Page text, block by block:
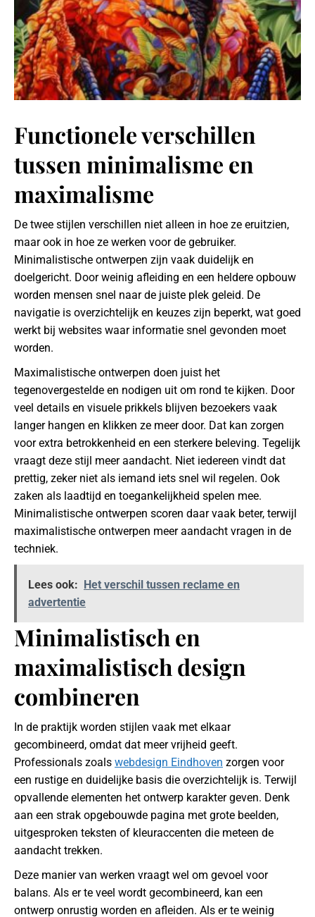
Functionele verschillen
tussen minimalisme en
maximalisme
De twee stijlen verschillen niet alleen in hoe ze eruitzien,
maar ook in hoe ze werken voor de gebruiker.
Minimalistische ontwerpen zijn vaak duidelijk en
doelgericht. Door weinig afleiding en een heldere opbouw
worden mensen snel naar de juiste plek geleid. De
navigatie is overzichtelijk en keuzes zijn beperkt, wat goed
werkt bij websites waar informatie snel gevonden moet
worden.
Maximalistische ontwerpen doen juist het
tegenovergestelde en nodigen uit om rond te kijken. Door
veel details en visuele prikkels blijven bezoekers vaak
langer hangen en klikken ze meer door. Dat kan zorgen
voor extra betrokkenheid en een sterkere beleving. Tegelijk
vraagt deze stijl meer aandacht. Niet iedereen vindt dat
prettig, zeker niet als iemand iets snel wil regelen. Ook
zaken als laadtijd en toegankelijkheid spelen mee.
Minimalistische ontwerpen scoren daar vaak beter, terwijl
maximalistische ontwerpen meer aandacht vragen in de
techniek.
Lees ook: Het verschil tussen reclame en
advertentie
Minimalistisch en
maximalistisch design
combineren
In de praktijk worden stijlen vaak met elkaar
gecombineerd, omdat dat meer vrijheid geeft.
Professionals zoals webdesign Eindhoven zorgen voor
een rustige en duidelijke basis die overzichtelijk is. Terwijl
opvallende elementen het ontwerp karakter geven. Denk
aan een strak opgebouwde pagina met grote beelden,
uitgesproken teksten of kleuraccenten die meteen de
aandacht trekken.
Deze manier van werken vraagt wel om gevoel voor
balans. Als er te veel wordt gecombineerd, kan een
ontwerp onrustig worden en afleiden. Als er te weinig